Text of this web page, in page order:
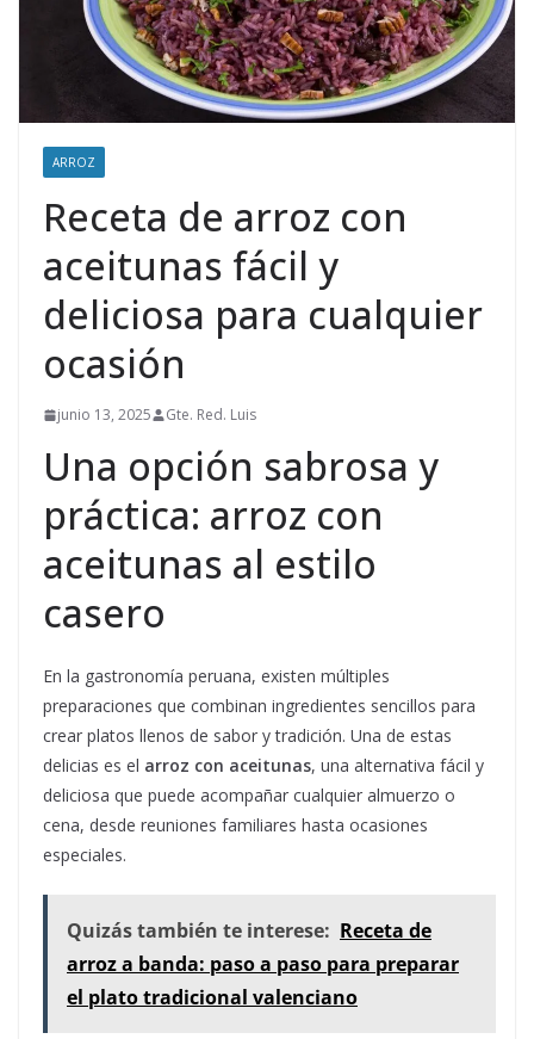
ARROZ
Receta de arroz con
aceitunas fácil y
deliciosa para cualquier
ocasión
junio 13, 2025 Gte. Red. Luis
Una opción sabrosa y
práctica: arroz con
aceitunas al estilo
casero
En la gastronomía peruana, existen múltiples
preparaciones que combinan ingredientes sencillos para
crear platos llenos de sabor y tradición. Una de estas
delicias es el arroz con aceitunas, una alternativa fácil y
deliciosa que puede acompañar cualquier almuerzo o
cena, desde reuniones familiares hasta ocasiones
especiales.
Quizás también te interese: Receta de
arroz a banda: paso a paso para preparar
el plato tradicional valenciano